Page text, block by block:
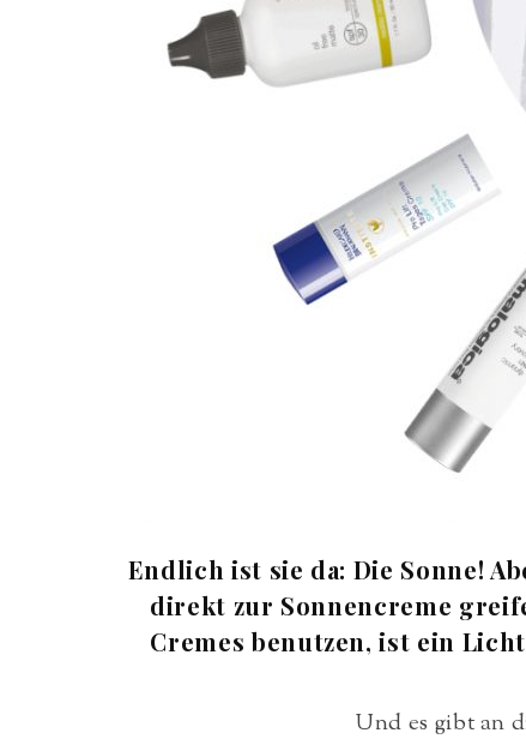
Endlich ist sie da: Die Sonne!
direkt zur Sonnencreme
Cremes benutzen, ist ein
Und es gibt an